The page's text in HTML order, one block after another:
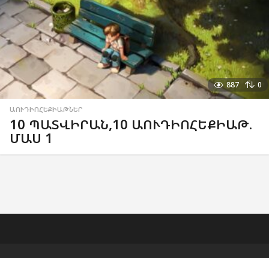
887 0
ԱՈՒԴԻՈՀԵՔԻԱԹՆԵՐ
10 ՊԱՏՎԻՐԱՆ,10 ԱՈՒԴԻՈՀԵՔԻԱԹ.
ՄԱՍ 1